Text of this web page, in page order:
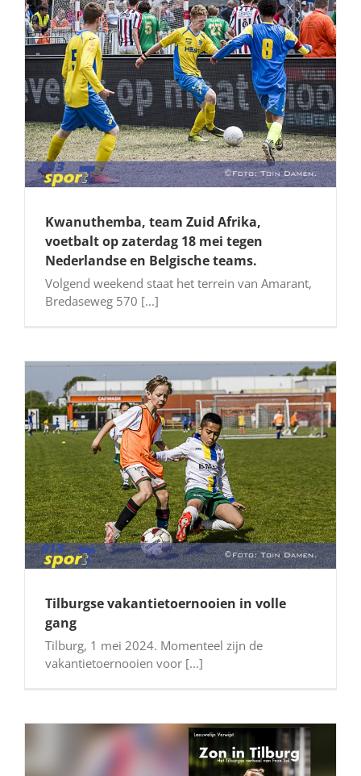
Kwanuthemba, team Zuid Afrika,
voetbalt op zaterdag 18 mei tegen
Nederlandse en Belgische teams.
Volgend weekend staat het terrein van Amarant,
Bredaseweg 570 [...]
Tilburgse vakantietoernooien in volle
gang
Tilburg, 1 mei 2024. Momenteel zijn de
vakantietoernooien voor [...]